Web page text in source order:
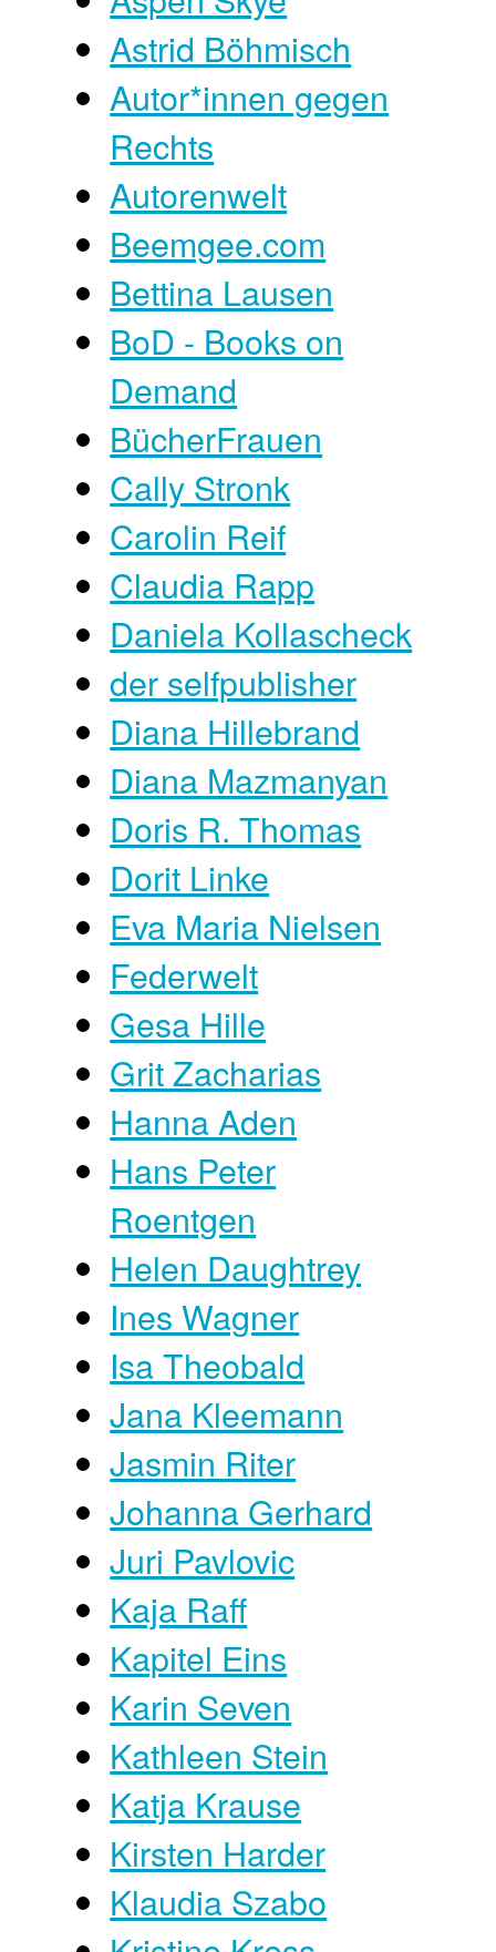
Astrid Böhmisch
Autor*innen gegen
Rechts
Autorenwelt
Beemgee.com
Bettina Lausen
BoD - Books on
Demand
BücherFrauen
Cally Stronk
Carolin Reif
Claudia Rapp
Daniela Kollascheck
der selfpublisher
Diana Hillebrand
Diana Mazmanyan
Doris R. Thomas
Dorit Linke
Eva Maria Nielsen
Federwelt
Gesa Hille
Grit Zacharias
Hanna Aden
Hans Peter
Roentgen
Helen Daughtrey
Ines Wagner
Isa Theobald
Jana Kleemann
Jasmin Riter
Johanna Gerhard
Juri Pavlovic
Kaja Raff
Kapitel Eins
Karin Seven
Kathleen Stein
Katja Krause
Kirsten Harder
Klaudia Szabo